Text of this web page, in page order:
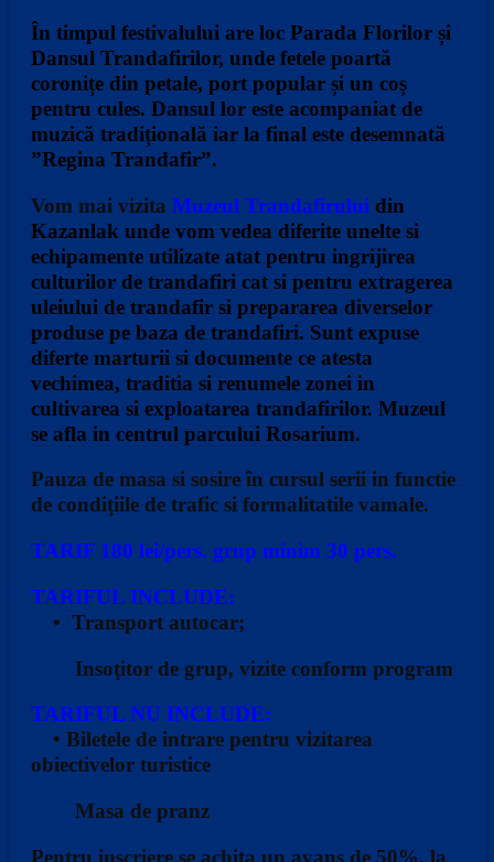
În timpul festivalului are loc Parada Florilor și
Dansul Trandafirilor, unde fetele poartă
coronițe din petale, port popular și un coș
pentru cules. Dansul lor este acompaniat de
muzică tradițională iar la final este desemnată
”Regina Trandafir”.
Vom mai vizita Muzeul Trandafirului din
Kazanlak unde vom vedea diferite unelte si
echipamente utilizate atat pentru ingrijirea
culturilor de trandafiri cat si pentru extragerea
uleiului de trandafir si prepararea diverselor
produse pe baza de trandafiri. Sunt expuse
diferte marturii si documente ce atesta
vechimea, traditia si renumele zonei in
cultivarea si exploatarea trandafirilor. Muzeul
se afla in centrul parcului Rosarium.
Pauza de masa si sosire în cursul serii in functie
de condiţiile de trafic si formalitatile vamale.
TARIF 180 lei/pers. grup minim 30 pers.
TARIFUL INCLUDE:
• Transport autocar;
Insoţitor de grup, vizite conform program
TARIFUL NU INCLUDE:
• Biletele de intrare pentru vizitarea
obiectivelor turistice
Masa de pranz
Pentru inscriere se achita un avans de 50%, la